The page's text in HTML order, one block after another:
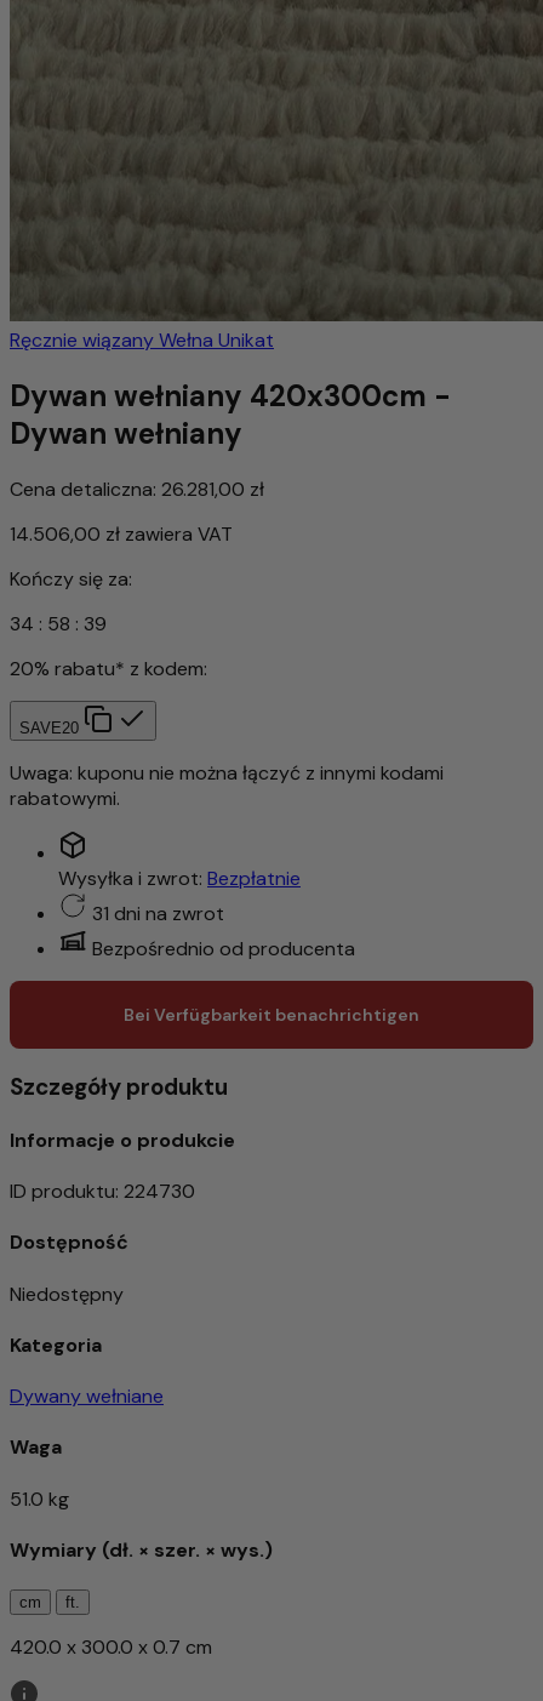
Ręcznie wiązanyWełna Unikat
Dywan wełniany 420x300cm -
Dywan wełniany
Cena detaliczna: 26.281,00 zł
14.506,00 zł zawiera VAT
Kończy się za:
34 : 58 : 36
20% rabatu* z kodem:
SAVE20
Uwaga: kuponu nie można łączyć z innymi kodami
rabatowymi.
Wysyłka i zwrot: Bezpłatnie
31 dni na zwrot
Bezpośrednio od producenta
Bei Verfügbarkeit benachrichtigen
Szczegóły produktu
Informacje o produkcie
ID produktu: 224730
Dostępność
Niedostępny
Kategoria
Dywany wełniane
Waga
51.0 kg
Wymiary (dł. × szer. × wys.)
cm ft.
420.0 x 300.0 x 0.7 cm